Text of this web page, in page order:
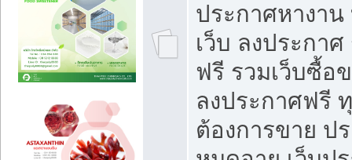
ประกาศหางา
เว็บ ลงประกา
ฟรี รวมเว็บซื้อ
ลงประกาศฟรี
ต้องการขาย ป